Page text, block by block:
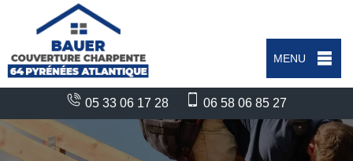
MENU
05 33 06 17 28 06 58 06 85 27